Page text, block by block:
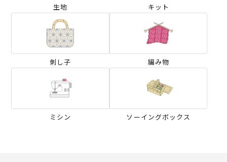
生地 キット
刺し子 編み物
ミシン ソーイングボックス